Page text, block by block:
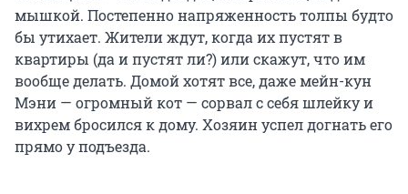
мышкой. Постепенно напряженность толпы будто
бы утихает. Жители ждут, когда их пустят в
квартиры (да и пустят ли?) или скажут, что им
вообще делать. Домой хотят все, даже мейн-кун
Мэни — огромный кот — сорвал с себя шлейку и
вихрем бросился к дому. Хозяин успел догнать его
прямо у подъезда.